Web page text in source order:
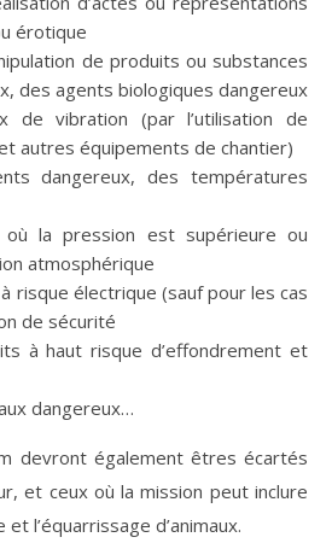
érotique
de produits ou substances
des agents biologiques dangereux
de vibration (par l’utilisation de
autres équipements de chantier)
dangereux, des températures
la pression est supérieure ou
atmosphérique
risque électrique (sauf pour les cas
de sécurité
à haut risque d’effondrement et
dangereux…
devront également êtres écartés
et ceux où la mission peut inclure
et l’équarrissage d’animaux.